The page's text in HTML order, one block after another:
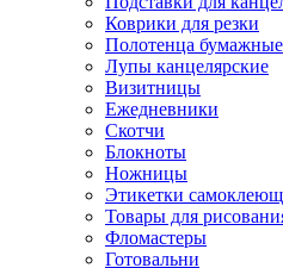
Коврики для резки
Полотенца бумажные
Лупы канцелярские
Визитницы
Ежедневники
Скотчи
Блокноты
Ножницы
Этикетки
Товары для
Фломастеры
Готовальни